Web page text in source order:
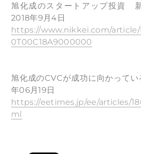
旭化成のスタートアップ投資
2018年9月4日
https://www.nikkei.com/article/
0T00C18A9000000
旭化成のCVCが成功に向かって
年06月19日
https://eetimes.jp/ee/articles/
ml